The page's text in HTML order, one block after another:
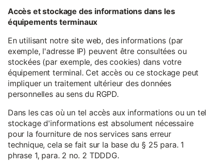
Accès et stockage des informations dans les
équipements terminaux
En utilisant notre site web, des informations (par
exemple, l'adresse IP) peuvent être consultées ou
stockées (par exemple, des cookies) dans votre
équipement terminal. Cet accès ou ce stockage peut
impliquer un traitement ultérieur des données
personnelles au sens du RGPD.
Dans les cas où un tel accès aux informations ou un tel
stockage d'informations est absolument nécessaire
pour la fourniture de nos services sans erreur
technique, cela se fait sur la base du § 25 para. 1
phrase 1, para. 2 no. 2 TDDDG.